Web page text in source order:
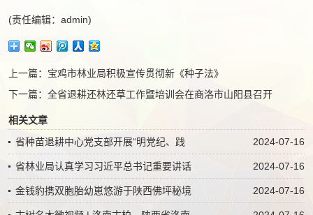
(责任编辑：admin)
上一篇： 宝鸡市林业局积极宣传贯彻新《种子法》
下一篇： 全省退耕还林还草工作暨培训会在商洛市山阳县召开
相关文章
2024-07-16
省种苗退耕中心党支部开展“明党纪、践
2024-07-16
省林业局认真学习习近平总书记重要讲话
2024-07-16
金钱豹携双胞胎幼崽悠游于陕西佛坪秘境